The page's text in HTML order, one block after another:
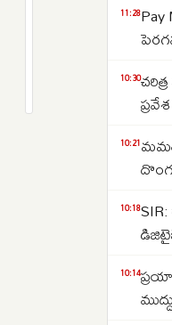
న్యాయమూర్తులు..
11:28
10:30
10:21
10:18
10:14